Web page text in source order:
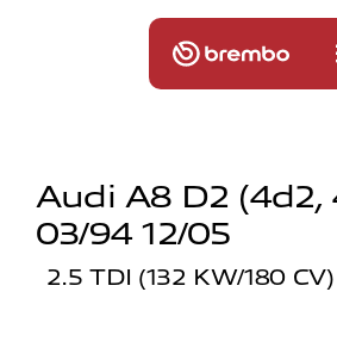
Audi A8 D2 (4d2,
03/94 12/05
2.5 TDI (132 KW/180